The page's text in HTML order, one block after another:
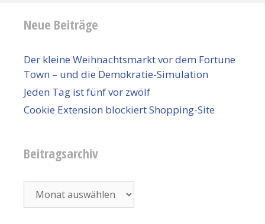
Neue Beiträge
Der kleine Weihnachtsmarkt vor dem Fortune
Town – und die Demokratie-Simulation
Jeden Tag ist fünf vor zwölf
Cookie Extension blockiert Shopping-Site
Beitragsarchiv
Beitragsarchiv